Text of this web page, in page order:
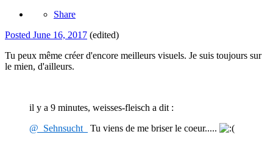
Share
Posted June 16, 2017 (edited)
Tu peux même créer d'encore meilleurs visuels. Je suis toujours sur
le mien, d'ailleurs.
il y a 9 minutes, weisses-fleisch a dit :
@_Sehnsucht_
Tu viens de me briser le coeur.....